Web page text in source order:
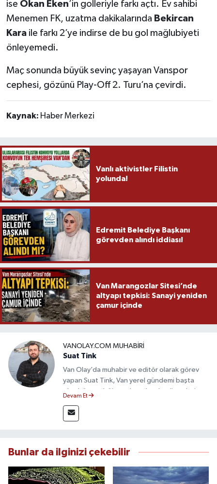
ise Okan Eken’in golleriyle farkı açtı. Ev sahibi
Menemen FK, uzatma dakikalarında Bekircan
Karaile farkı 2’ye indirse de bu gol mağlubiyeti
önleyemedi.
Maç sonunda büyük sevinç yaşayan Vanspor
cephesi, gözünü Play-Off 2. Turu’na çevirdi.
Kaynak: Haber Merkezi
Vanlı aktivistler Filistin
yolunda!
Edremit Belediye Başkanı
görevden alındı iddiası!
Van Marangozlar Sitesi’nde
altyapı tepkisi: Sanayi yeniden
çamur içinde
VANOLAY.COM MUHABIRI
Suat Tink
Van Olay’da muhabir ve editör olarak görev
yapan Suat Tink, Van yerel gündemi başta
olmak üzere bölgesel ve ulusal gelişmeleri
mezunu olan Tink, sahadan edindiği bilgilerle
doğruluk, tarafsızlık ve etik ilkeler
Devam Et
Bunlar da ilginizi çekebilir